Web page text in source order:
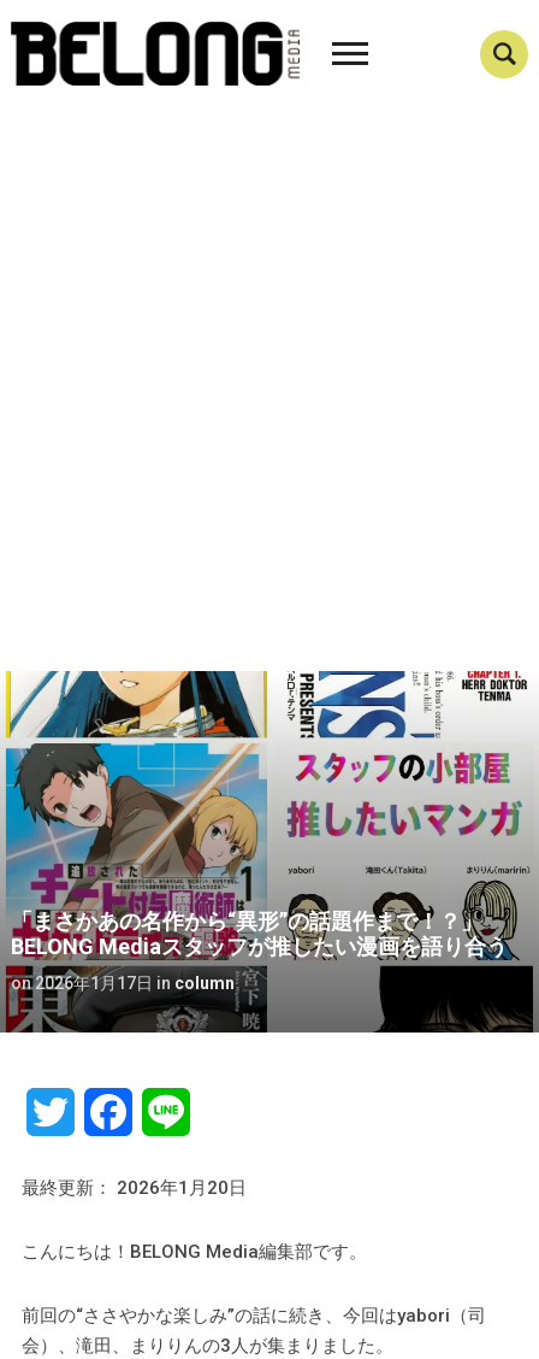
「まさかあの名作から“異形”の話題作まで！？」
BELONG Mediaスタッフが推したい漫画を語り合う
on2026年1月17日 in column
Twitter Facebook
最終更新： 2026年1月20日
こんにちは！BELONG Media編集部です。
前回の“ささやかな楽しみ”の話に続き、今回はyabori（司
会）、滝田、まりりんの3人が集まりました。